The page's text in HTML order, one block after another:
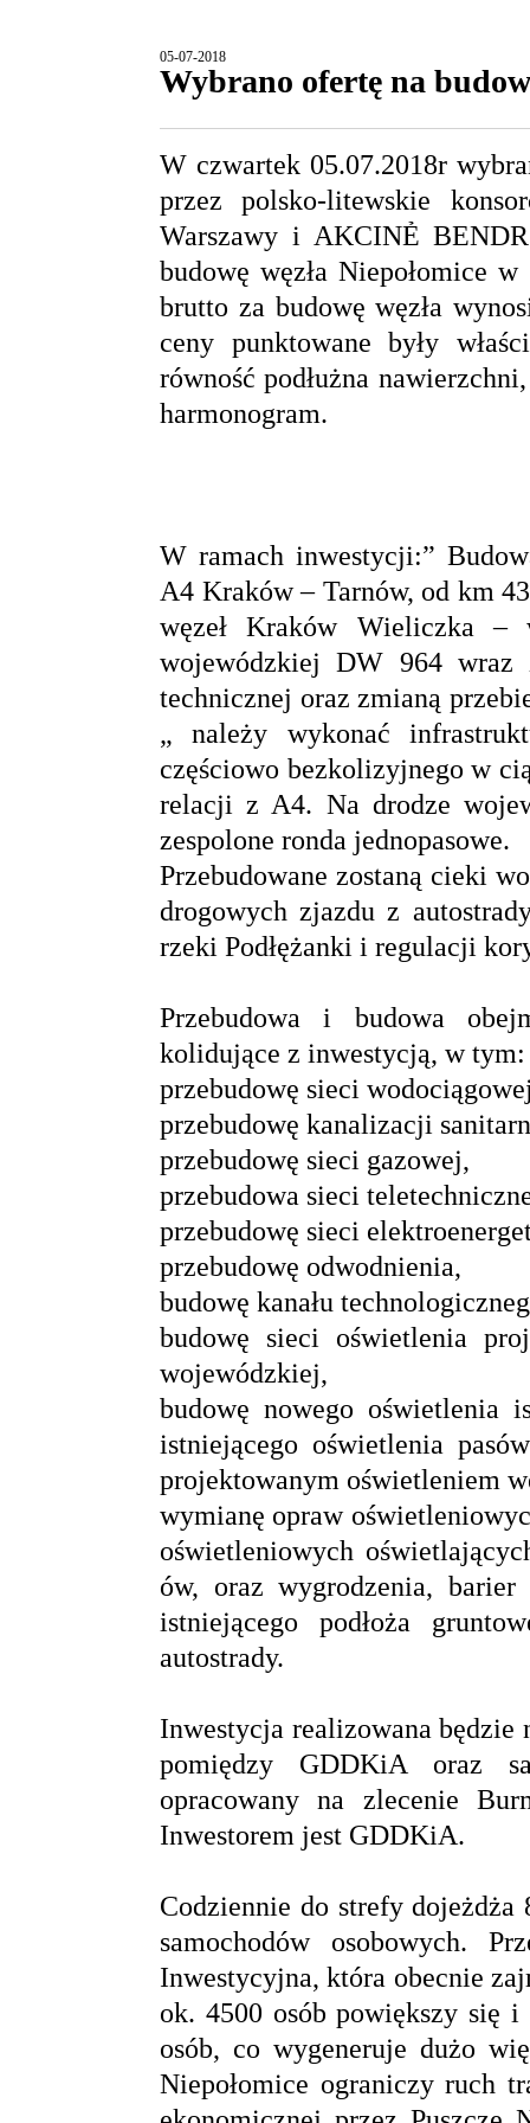
05-07-2018
Wybrano ofertę na
W czwartek 05.07.2018r
przez polsko-litewskie
Warszawy i AKCINẺ
budowę węzła Niepołomice
brutto za budowę węzła
ceny punktowane były
równość podłużna
harmonogram.
W ramach inwestycji:”
A4 Kraków – Tarnów, od km
węzeł Kraków Wieliczka –
wojewódzkiej DW 964 wraz
technicznej oraz zmianą
„ należy wykonać
częściowo bezkolizyjnego w
relacji z A4. Na drodze
zespolone ronda jednopasowe.
Przebudowane zostaną cieki
drogowych zjazdu z
rzeki Podłężanki i regulacji
Przebudowa i budowa
kolidujące z inwestycją, w tym:
przebudowę sieci
przebudowę kanalizacji
przebudowę sieci gazowej,
przebudowa sieci
przebudowę sieci
przebudowę odwodnienia,
budowę kanału
budowę sieci oświetlenia
wojewódzkiej,
budowę nowego oświetlenia
istniejącego oświetlenia
projektowanym oświetleniem
wymianę opraw
oświetleniowych
ów, oraz wygrodzenia,
istniejącego podłoża
autostrady.
Inwestycja realizowana będzie
pomiędzy GDDKiA oraz
opracowany na zlecenie
Inwestorem jest GDDKiA.
Codziennie do strefy dojeżdża
samochodów osobowych.
Inwestycyjna, która obecnie
ok. 4500 osób powiększy się
osób, co wygeneruje dużo
Niepołomice ograniczy ruch